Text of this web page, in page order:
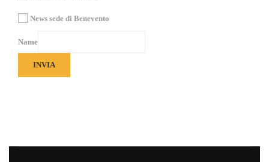
News sede di Benevento
Name
INVIA